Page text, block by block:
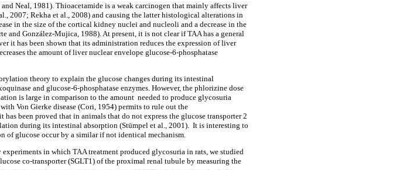
Neal, 1981). Thioacetamide is a weak carcinogen that mainly affects liver
2007; Rekha et al., 2008) and causing the latter histological alterations in
in the size of the cortical kidney nuclei and nucleoli and a decrease in the
and González-Mujica, 1988). At present, it is not clear if TAA has a general
it has been shown that its administration reduces the expression of liver
the amount of liver nuclear envelope glucose-6-phosphatase
theory to explain the glucose changes during its intestinal
and glucose-6-phosphatase enzymes. However, the phlorizine dose
is large in comparison to the amount needed to produce glycosuria
Von Gierke disease (Cori, 1954) permits to rule out the
been proved that in animals that do not express the glucose transporter 2
during its intestinal absorption (Stümpel et al., 2001). It is interesting to
of glucose occur by a similar if not identical mechanism.
in which TAA treatment produced glycosuria in rats, we studied
co-transporter (SGLT1) of the proximal renal tubule by measuring the